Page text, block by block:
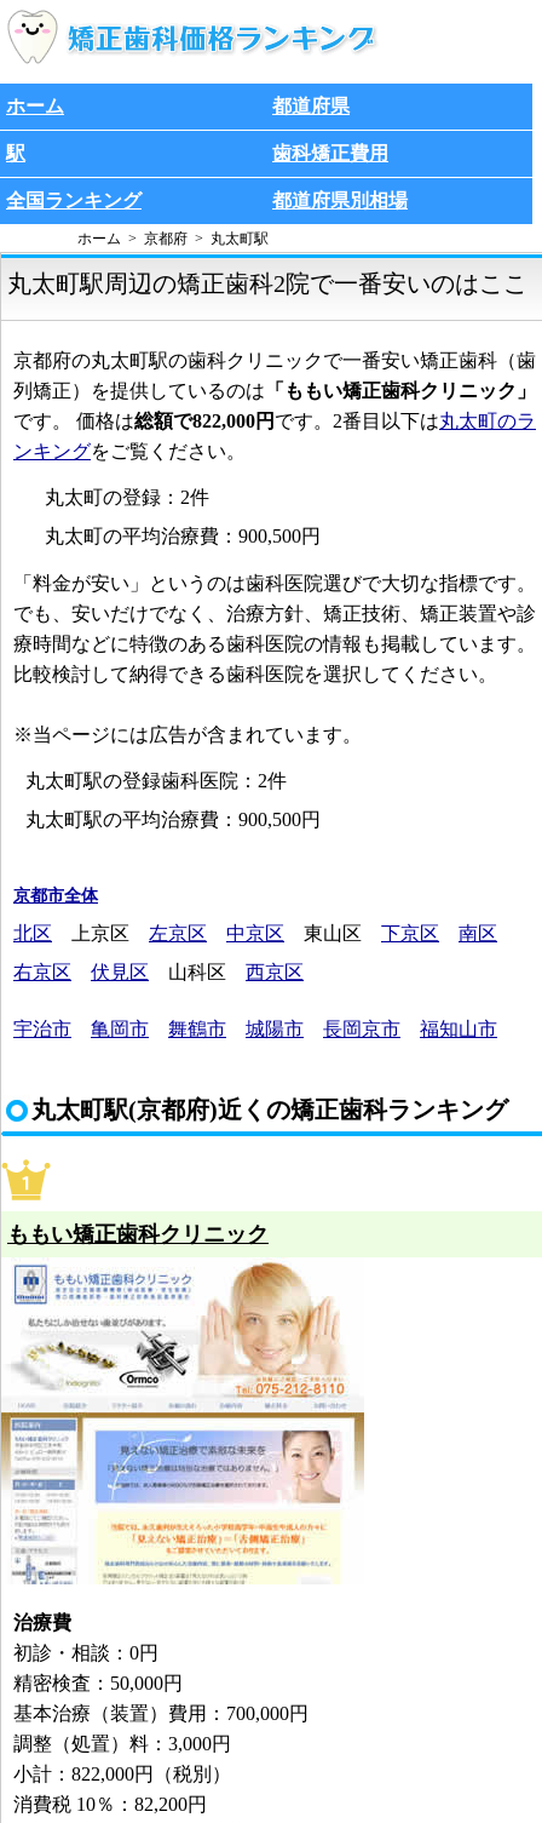
ホーム 都道府県
駅 歯科矯正費用
全国ランキング 都道府県別相場
ホーム 京都府 丸太町駅
丸太町駅周辺の矯正歯科2院で一番安いのはここ
京都府の丸太町駅の歯科クリニックで一番安い矯正歯科（歯
列矯正）を提供しているのは 「ももい矯正歯科クリニック」
です。 価格は総額で822,000円 です。2番目以下は丸太町のラ
ンキングをご覧ください。
丸太町の登録：2件
丸太町の平均治療費：900,500円
「料金が安い」というのは歯科医院選びで大切な指標です。
でも、安いだけでなく、治療方針、矯正技術、矯正装置や診
療時間などに特徴のある歯科医院の情報も掲載しています。
比較検討して納得できる歯科医院を選択してください。
※当ページには広告が含まれています。
丸太町駅の登録歯科医院：2件
丸太町駅の平均治療費：900,500円
京都市全体
北区 上京区 左京区 中京区 東山区 下京区
南区
右京区
伏見区 山科区 西京区
宇治市 亀岡市 舞鶴市 城陽市 長岡京市 福知山市
丸太町駅(京都府)近くの矯正歯科ランキング
ももい矯正歯科クリニック
治療費
初診・相談：0円
精密検査：50,000円
基本治療（装置）費用：700,000円
調整（処置）料：3,000円
小計：822,000円（税別）
消費税 10％：82,200円